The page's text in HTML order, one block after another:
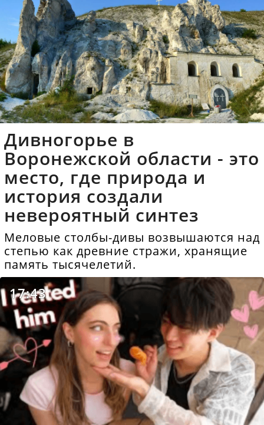
Дивногорье в
Воронежской области - это
место, где природа и
история создали
невероятный синтез
Меловые столбы-дивы возвышаются над
степью как древние стражи, хранящие
память тысячелетий.
17:43